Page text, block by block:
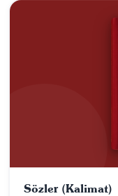
Sözler (Kalimat)